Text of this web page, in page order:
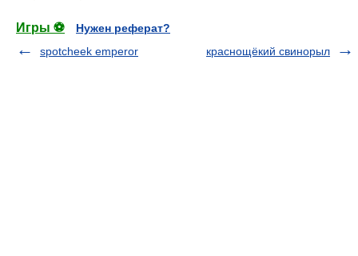
Игры ⚽
Нужен реферат?
spotcheek emperor
краснощёкий свинорыл